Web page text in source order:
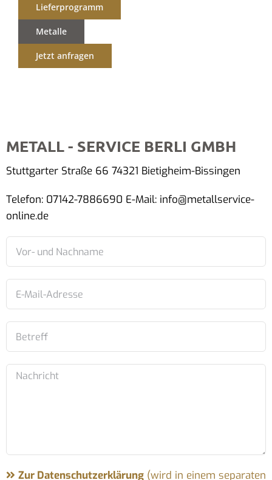
Lieferprogramm
Metalle
Jetzt anfragen
METALL - SERVICE BERLI GMBH
Stuttgarter Straße 66 74321 Bietigheim-Bissingen
Telefon: 07142-7886690 E-Mail: info@metallservice-
online.de
Zur Datenschutzerklärung(wird in einem separaten